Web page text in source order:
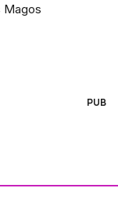
Magos
PUB